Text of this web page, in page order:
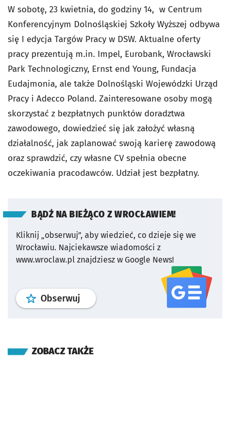
W sobotę, 23 kwietnia, do godziny 14, w Centrum
Konferencyjnym Dolnośląskiej Szkoły Wyższej odbywa
się I edycja Targów Pracy w DSW. Aktualne oferty
pracy prezentują m.in. Impel, Eurobank, Wrocławski
Park Technologiczny, Ernst end Young, Fundacja
Eudajmonia, ale także Dolnośląski Wojewódzki Urząd
Pracy i Adecco Poland. Zainteresowane osoby mogą
skorzystać z bezpłatnych punktów doradztwa
zawodowego, dowiedzieć się jak założyć własną
działalność, jak zaplanować swoją karierę zawodową
oraz sprawdzić, czy własne CV spełnia obecne
oczekiwania pracodawców. Udział jest bezpłatny.
BĄDŹ NA BIEŻĄCO Z WROCŁAWIEM!
Kliknij „obserwuj”, aby wiedzieć, co dzieje się we
Wrocławiu. Najciekawsze wiadomości z
www.wroclaw.pl znajdziesz w Google News!
Obserwuj profil serwisu
ZOBACZ TAKŻE